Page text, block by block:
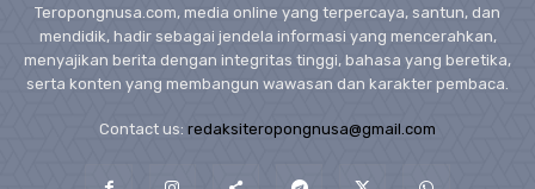
Teropongnusa.com, media online yang terpercaya, santun, dan
mendidik, hadir sebagai jendela informasi yang mencerahkan,
menyajikan berita dengan integritas tinggi, bahasa yang beretika,
serta konten yang membangun wawasan dan karakter pembaca.
Contact us: redaksiteropongnusa@gmail.com